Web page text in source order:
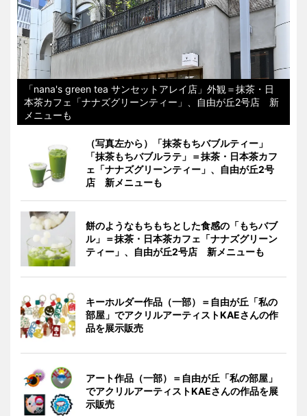
「nana's green tea サンセットアレイ店」外観＝抹茶・日
本茶カフェ「ナナズグリーンティー」、自由が丘2号店 新
メニューも
（写真左から）「抹茶もちバブルティー」
「抹茶もちバブルラテ」＝抹茶・日本茶カフ
ェ「ナナズグリーンティー」、自由が丘2号
店 新メニューも
餅のようなもちもちとした食感の「もちバブ
ル」＝抹茶・日本茶カフェ「ナナズグリーン
ティー」、自由が丘2号店 新メニューも
キーホルダー作品（一部）＝自由が丘「私の
部屋」でアクリルアーティストKAEさんの作
品を展示販売
アート作品（一部）＝自由が丘「私の部屋」
でアクリルアーティストKAEさんの作品を展
示販売